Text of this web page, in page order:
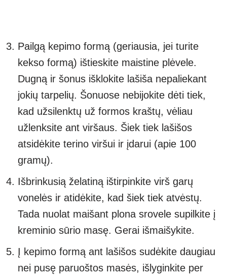
Pailgą kepimo formą (geriausia, jei turite
kekso formą) ištieskite maistine plėvele.
Dugną ir šonus išklokite lašiša nepaliekant
jokių tarpelių. Šonuose nebijokite dėti tiek,
kad užsilenktų už formos kraštų, vėliau
užlenksite ant viršaus. Šiek tiek lašišos
atsidėkite terino viršui ir įdarui (apie 100
gramų).
Išbrinkusią želatiną ištirpinkite virš garų
vonelės ir atidėkite, kad šiek tiek atvėstų.
Tada nuolat maišant plona srovele supilkite į
kreminio sūrio masę. Gerai išmaišykite.
Į kepimo formą ant lašišos sudėkite daugiau
nei pusę paruoštos masės, išlyginkite per